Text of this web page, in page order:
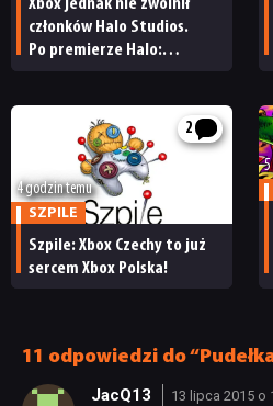
RECENZJE
Xbox jednak nie zwolnił
członków Halo Studios.
Po premierze Halo:
2
4 godzin temu
SZPILE
Szpile: Xbox Czechy to już
sercem Xbox Polska!
11 odpowiedzi do
JacQ13 13 lipca 2015 o